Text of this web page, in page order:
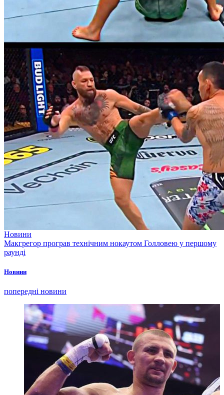
Новини
Макгрегор програв технічним нокаутом Голловею у першому
раунді
Новини
попередні новини